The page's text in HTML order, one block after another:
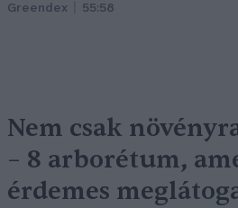
Greendex 55:58
Nem csak
– 8 arborétum,
érdemes